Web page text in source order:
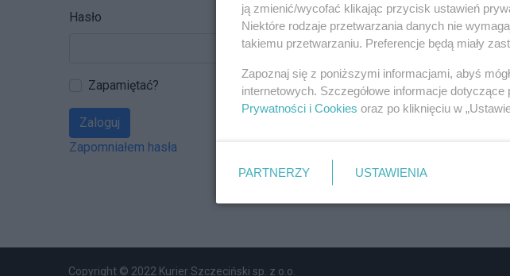
Hasło
Zapamiętać?
Zaloguj
Zapomniałem hasła
Copyright © 2022 Kurier Szczeciński sp. z o.o.
ją zmienić/wycofać klikając przycisk ustawień
Niektóre rodzaje przetwarzania danych nie
takiemu przetwarzaniu. Preferencje będą miały
Zapoznaj się z poniższymi informacjami, abyś
internetowych. Szczegółowe informacje
Prywatności i Cookies oraz po kliknięciu w
PARTNERZY USTAWIENIA